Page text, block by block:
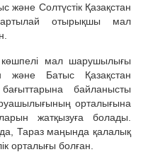
Солтүстік Қазақстан
отырықшы мал
көшпелі мал шарушылығы
және Батыс Қазақстан
байланысты
орталығына
жатқызуға болады.
Тараз маңында қалалық
орталығы болған.